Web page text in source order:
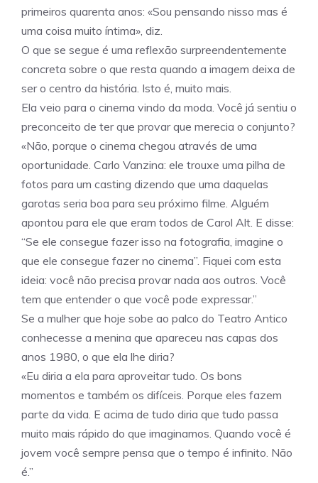
primeiros quarenta anos: «Sou pensando nisso mas é
uma coisa muito íntima», diz.
O que se segue é uma reflexão surpreendentemente
concreta sobre o que resta quando a imagem deixa de
ser o centro da história. Isto é, muito mais.
Ela veio para o cinema vindo da moda. Você já sentiu o
preconceito de ter que provar que merecia o conjunto?
«Não, porque o cinema chegou através de uma
oportunidade. Carlo Vanzina: ele trouxe uma pilha de
fotos para um casting dizendo que uma daquelas
garotas seria boa para seu próximo filme. Alguém
apontou para ele que eram todos de Carol Alt. E disse:
“Se ele consegue fazer isso na fotografia, imagine o
que ele consegue fazer no cinema”. Fiquei com esta
ideia: você não precisa provar nada aos outros. Você
tem que entender o que você pode expressar.”
Se a mulher que hoje sobe ao palco do Teatro Antico
conhecesse a menina que apareceu nas capas dos
anos 1980, o que ela lhe diria?
«Eu diria a ela para aproveitar tudo. Os bons
momentos e também os difíceis. Porque eles fazem
parte da vida. E acima de tudo diria que tudo passa
muito mais rápido do que imaginamos. Quando você é
jovem você sempre pensa que o tempo é infinito. Não
é.”